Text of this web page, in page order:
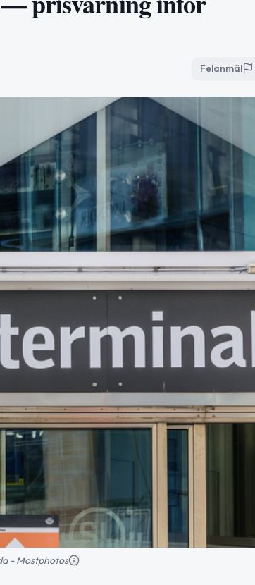
Felanmäl
- Mostphotos